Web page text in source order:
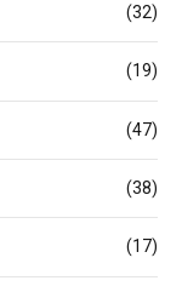
(32)
(19)
(47)
(38)
(17)